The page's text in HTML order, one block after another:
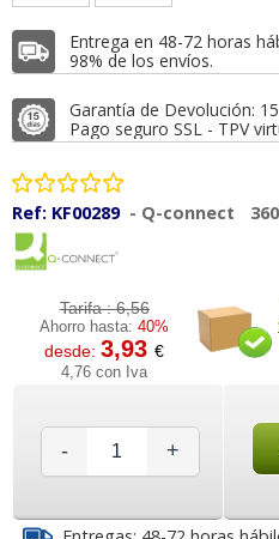
Entrega en 48-72 horas
98% de los envíos.
Garantía de Devolución:
Pago seguro SSL - TPV
Ref: KF00289 - Q-connect
Tarifa :6,56
Ahorro hasta:40%
desde:3,93€
4,76 con Iva
- +